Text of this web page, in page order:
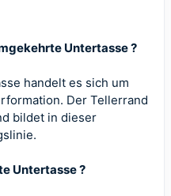
Untertasse ?
handelt es sich um
Der Tellerrand
bildet in dieser
Untertasse ?